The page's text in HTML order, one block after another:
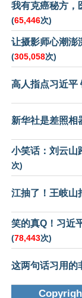
我有克癌秘方，
(65,446次)
让摄影师心潮澎
(305,058次)
高人指点习近平
新华社是差照相
小笑话：刘云山
次)
江抽了！王岐山
笑的真Q！习近
(78,443次)
这两句话习用的